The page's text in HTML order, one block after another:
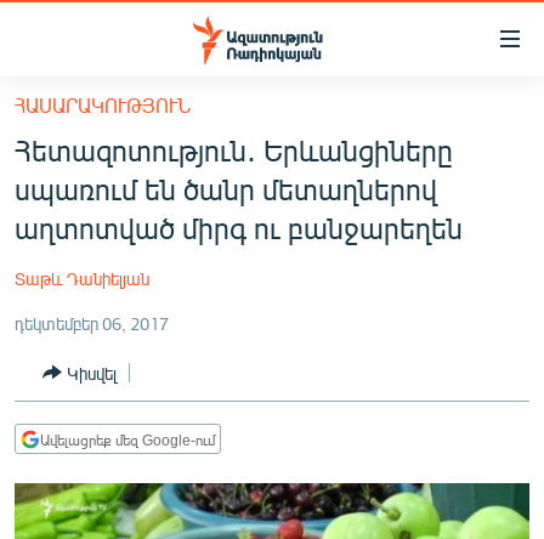
Մատչելիության
հիմնական
բովանդակությանը
հիմնական
մենյուին
ՀԱՅԱՍՏԱՆ
ՔԱՂԱՔԱԿԱՆ
ՏՆՏԵՍՈՒԹՅՈՒՆ
ՂԱՐԱԲԱՂ
ՏԱՐԱԾԱՇՐՋԱՆ
ՀԱՍԱՐԱԿՈՒԹՅՈՒՆ
Հետազոտություն․ Երևանցիները
սպառում են ծանր մետաղներով
աղտոտված միրգ ու բանջարեղեն
Տաթև Դանիելյան
դեկտեմբեր 06, 2017
Կիսվել
Ավելացրեք մեզ Google-ում